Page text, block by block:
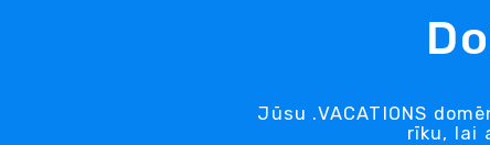
Jūsu .VACATIONS
rīku, lai